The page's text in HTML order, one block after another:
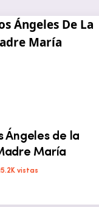
Ángeles de la
María
vistas